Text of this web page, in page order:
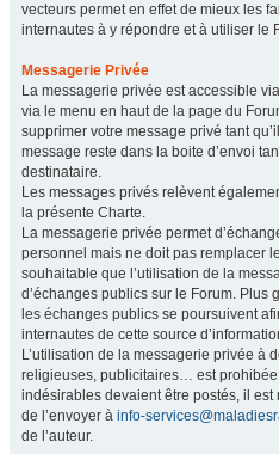
vecteurs permet en effet de mieux les
internautes à y répondre et à utiliser le
Messagerie Privée
La messagerie privée est accessible
via le menu en haut de la page du
supprimer votre message privé tant
message reste dans la boite d’envoi
destinataire.
Les messages privés relèvent
la présente Charte.
La messagerie privée permet
personnel mais ne doit pas remplacer
souhaitable que l’utilisation de la
d’échanges publics sur le Forum. Plus
les échanges publics se poursuivent
internautes de cette source
L’utilisation de la messagerie privée à
religieuses, publicitaires… est
indésirables devaient être postés, il est
de l’envoyer à info-
de l’auteur.